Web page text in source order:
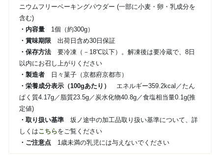
ニウムフリーベーキングパウダー (一部に小麦・卵・乳成分を
含む)
・内容量1個（約300g）
・賞味期限出荷日含め30日保証
・保存方法要冷凍（－18℃以下）。解凍後は要冷蔵で、8日
以内にお召し上がりください
・製造者日々菓子（京都府京都市）
・栄養成分表示（100gあたり） エネルギー359.2kcal／たん
ぱく質4.17g／脂質23.5g／炭水化物40.8g／食塩相当量0.1g(推
定値)
・取り扱い基準坂ノ途中の加工品取り扱い基準について、詳
しくはこちらをご覧ください
・ご注意点1歳未満の乳児には与えないでください